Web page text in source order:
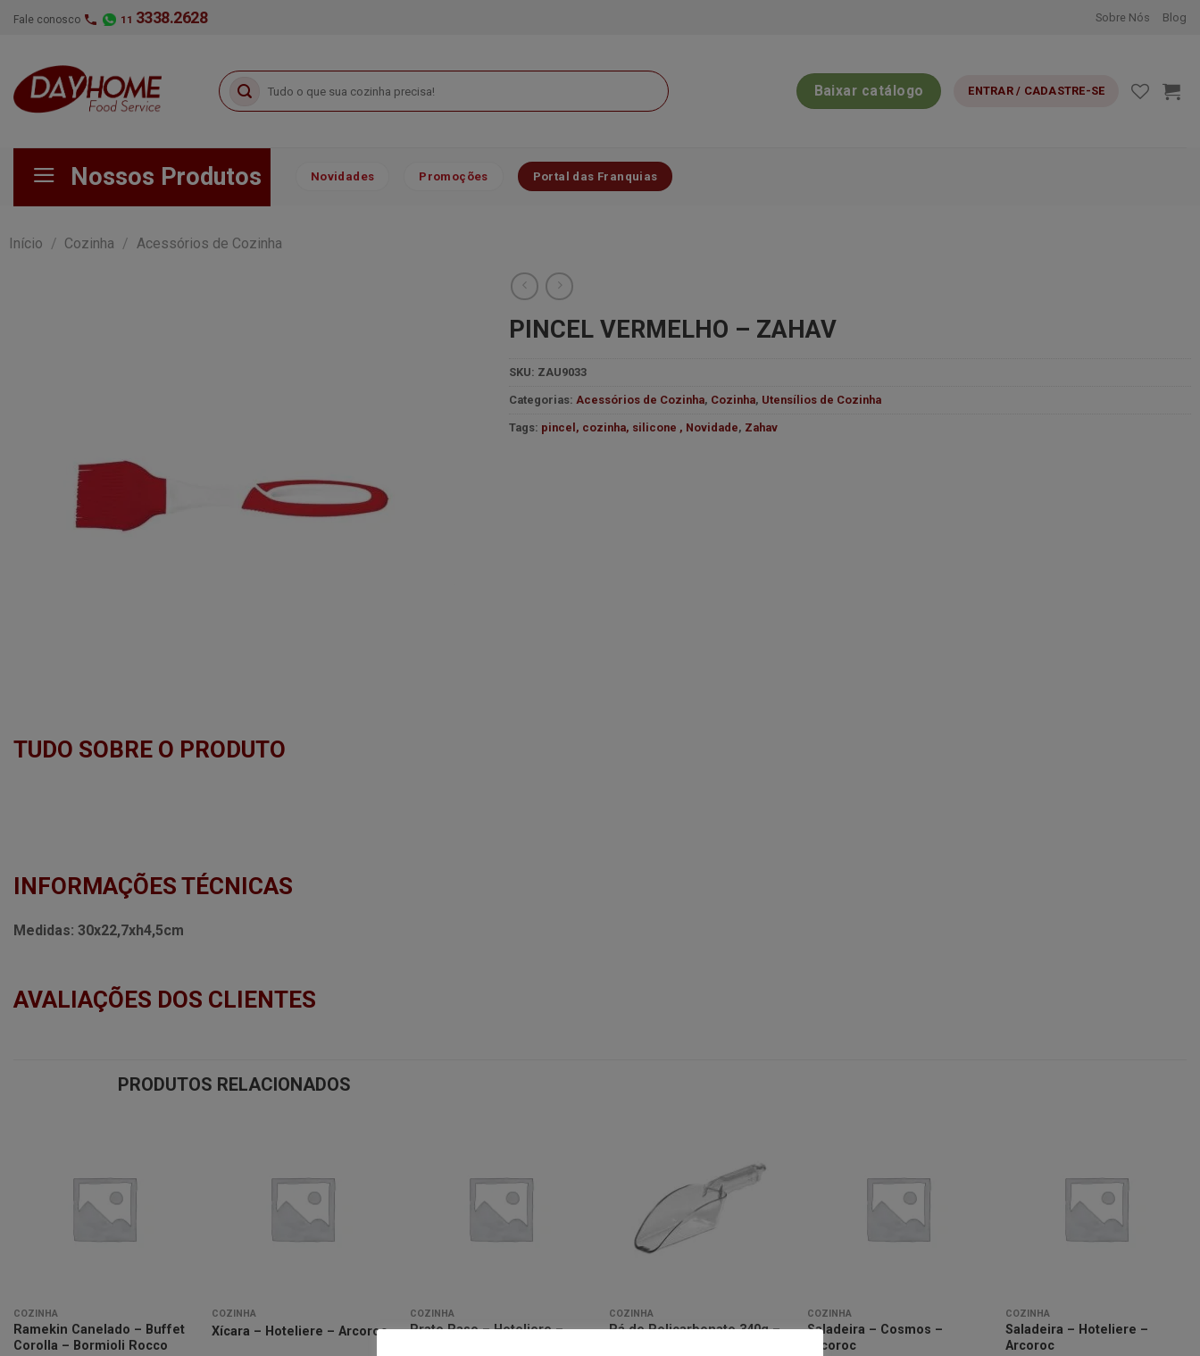
Skip
Fale conosco 11 3338.2628 Sobre Nós Blog
Pesquisar
por:
Baixar catálogo ENTRAR / CADASTRE-SE
Nossos Produtos Novidades Promoções Portal das Franquias
Início / Cozinha / Acessórios de Cozinha
PINCEL VERMELHO – ZAHAV
SKU: ZAU9033
Categorias: Acessórios de Cozinha, Cozinha, Utensílios de Cozinha
Tags: pincel, cozinha, silicone , Novidade, Zahav
TUDO SOBRE O PRODUTO
INFORMAÇÕES TÉCNICAS
Medidas: 30x22,7xh4,5cm
AVALIAÇÕES DOS CLIENTES
PRODUTOS RELACIONADOS
COZINHA
Ramekin Canelado – Buffet
Corolla – Bormioli Rocco
COZINHA
Xícara – Hoteliere – Arcoroc
COZINHA
Prato Raso – Hoteliere –
COZINHA
Pá de Policarbonato 340g –
COZINHA
Saladeira – Cosmos –
Arcoroc
COZINHA
Saladeira – Hoteliere –
Arcoroc